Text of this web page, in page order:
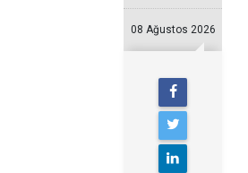
08 Ağustos 2026